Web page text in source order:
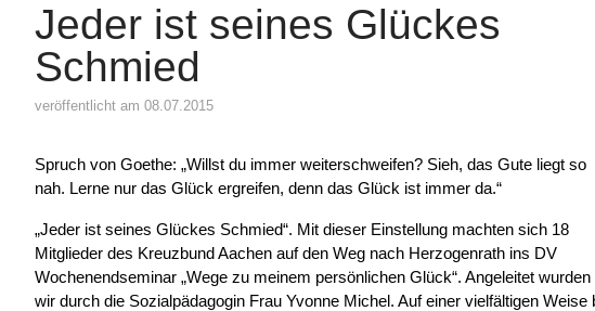
Jeder ist seines Glückes
Schmied
veröffentlicht am 08.07.2015
Spruch von Goethe: „Willst du immer weiterschweifen? Sieh, das Gute liegt so
nah. Lerne nur das Glück ergreifen, denn das Glück ist immer da.“
„Jeder ist seines Glückes Schmied“. Mit dieser Einstellung machten sich 18
Mitglieder des Kreuzbund Aachen auf den Weg nach Herzogenrath ins DV
Wochenendseminar „Wege zu meinem persönlichen Glück“. Angeleitet wurden
wir durch die Sozialpädagogin Frau Yvonne Michel. Auf einer vielfältigen Weise